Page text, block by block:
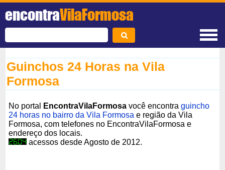
encontraVilaFormosa
Guinchos 24 Horas na Vila
Formosa
No portal EncontraVilaFormosa você encontraguincho
24 horas no bairro da Vila Formosa e região da Vila
Formosa, com telefones no EncontraVilaFormosa e
endereço dos locais.
acessos desde Agosto de 2012.